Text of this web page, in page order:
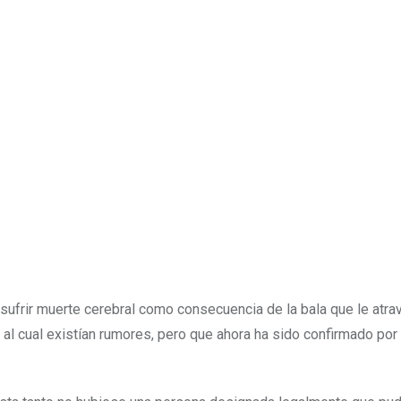
muerte cerebral como consecuencia de la bala que le
cual existían rumores, pero que ahora ha sido confirmado por